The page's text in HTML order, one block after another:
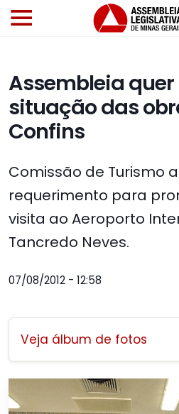
Assembleia
situação das
Confins
Comissão de Turismo
requerimento para
visita ao Aeroporto
Tancredo Neves.
07/08/2012 - 12:58
Veja álbum de fotos